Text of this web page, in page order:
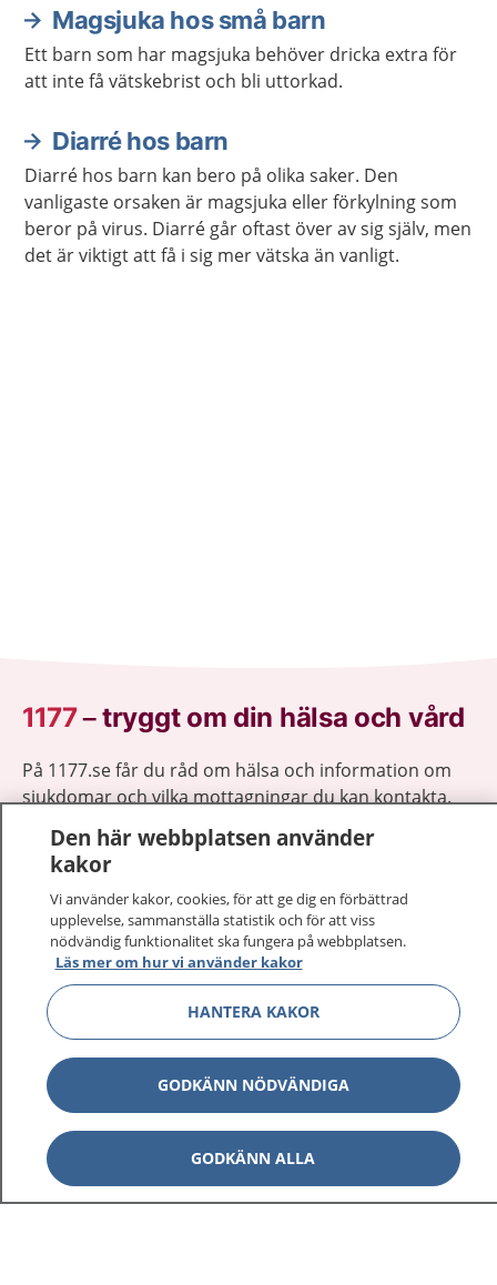
Magsjuka hos små barn
Ett barn som har magsjuka behöver dricka extra för
att inte få vätskebrist och bli uttorkad.
Diarré hos barn
Diarré hos barn kan bero på olika saker. Den
vanligaste orsaken är magsjuka eller förkylning som
beror på virus. Diarré går oftast över av sig själv, men
det är viktigt att få i sig mer vätska än vanligt.
1177–tryggt om din hälsa och vård
På 1177.se får du råd om hälsa och information om
sjukdomar och vilka mottagningar du kan kontakta.
Logga in för att läsa din journal och göra dina
vårdärenden. Ring telefonnummer 1177 för
sjukvårdsrådgivning dygnet runt.
1177 ger dig råd när du vill må bättre.
Visa
Om 1177 Visa
Kontakt Visa
Den här webbplatsen använder
kakor
Vi använder kakor, cookies, för att ge dig en förbättrad
upplevelse, sammanställa statistik och för att viss
nödvändig funktionalitet ska fungera på webbplatsen.
Läs mer om hur vi använder kakor
HANTERA KAKOR
GODKÄNN NÖDVÄNDIGA
GODKÄNN ALLA